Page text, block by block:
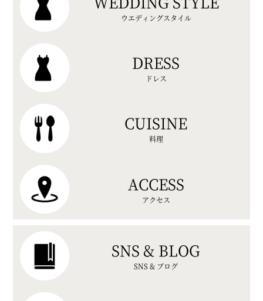
ウエディングスタイル
DRESS
ドレス
CUISINE
料理
ACCESS
アクセス
SNS & BLOG
SNS & ブログ